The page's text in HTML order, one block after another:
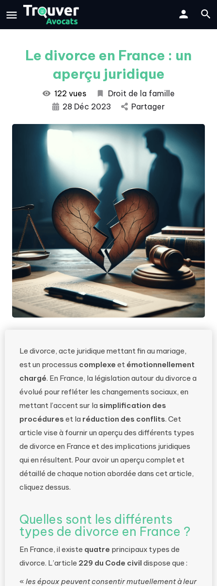
Le divorce en France : un
aperçu juridique
122 vues
Droit de la famille
28 Déc 2023
Partager
Le divorce, acte juridique mettant fin au mariage,
est un processus complexe et émotionnellement
chargé. En France, la législation autour du divorce a
évolué pour refléter les changements sociaux, en
mettant l’accent sur la simplification des
procédures et la réduction des conflits. Cet
article vise à fournir un aperçu des différents types
de divorce en France et des implications juridiques
qui en résultent. Pour avoir un aperçu complet et
détaillé de chaque notion abordée dans cet article,
cliquez dessus.
Quelles sont les différents
types de divorce en France ?
En France, il existe quatre principaux types de
divorce. L’article 229 du Code civil dispose que :
« les époux peuvent consentir mutuellement à leur